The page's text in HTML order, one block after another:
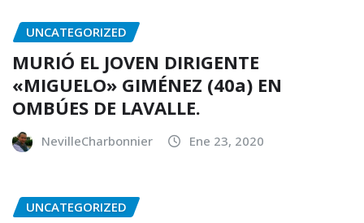
UNCATEGORIZED
MURIÓ EL JOVEN DIRIGENTE
«MIGUELO» GIMÉNEZ (40a) EN
OMBÚES DE LAVALLE.
NevilleCharbonnier Ene 23, 2020
UNCATEGORIZED